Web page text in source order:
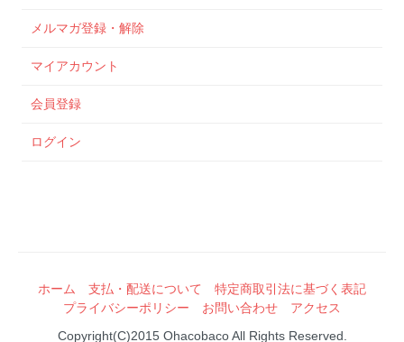
メルマガ登録・解除
マイアカウント
会員登録
ログイン
ホーム 支払・配送について
特定商取引法に基づく表記
プライバシーポリシー
お問い合わせ
アクセス
Copyright(C)2015 Ohacobaco All Rights Reserved.